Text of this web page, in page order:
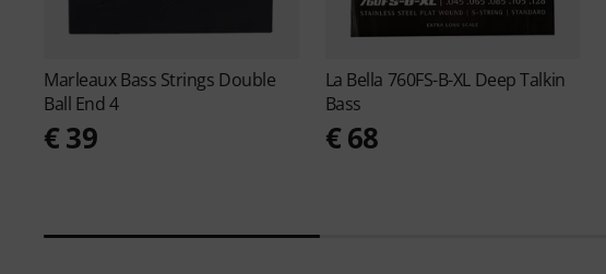
MarleauxBass Strings Double
Ball End 4
€ 39
La Bella 760FS-B-XL Deep Talkin
Bass
€ 68